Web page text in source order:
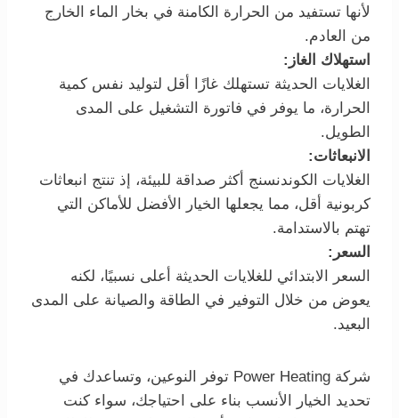
لأنها تستفيد من الحرارة الكامنة في بخار الماء الخارج
من العادم.
استهلاك الغاز:
الغلايات الحديثة تستهلك غازًا أقل لتوليد نفس كمية
الحرارة، ما يوفر في فاتورة التشغيل على المدى
الطويل.
الانبعاثات:
الغلايات الكوندنسنج أكثر صداقة للبيئة، إذ تنتج انبعاثات
كربونية أقل، مما يجعلها الخيار الأفضل للأماكن التي
تهتم بالاستدامة.
السعر:
السعر الابتدائي للغلايات الحديثة أعلى نسبيًا، لكنه
يعوض من خلال التوفير في الطاقة والصيانة على المدى
البعيد.
شركة Power Heating توفر النوعين، وتساعدك في
تحديد الخيار الأنسب بناء على احتياجك، سواء كنت